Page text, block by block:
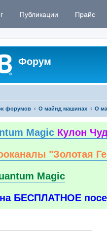
Публикации Прайс
Форум
форумов О майнд машинах О
Magic Кулон
"Золотая
Magic
БЕСПЛАТНОЕ